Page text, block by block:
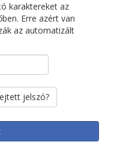
karaktereket az
Erre azért van
az automatizált
jelszó?